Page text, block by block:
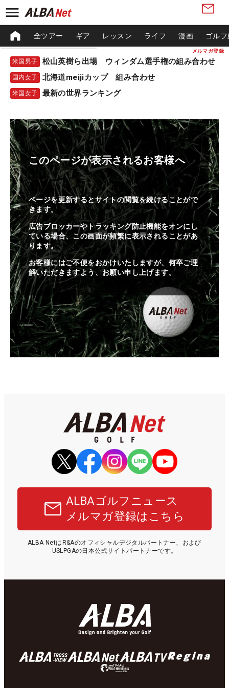
メルマガ登録
全ツアー ギア レッスン ライフ 漫画 ゴル
米国男子 松山英樹ら出場 ウィンダム選手権の組み合わせ
国内女子 北海道meijiカップ 組み合わせ
米国女子 最新の世界ランキング
このページが表示されるお客様へ
ページを更新するとサイトの閲覧を続けることがで
きます。
広告ブロッカーやトラッキング防止機能をオンにし
ている場合、この画面が頻繁に表示されることがあ
ります。
お客様にはご不便をおかけいたしますが、何卒ご理
解いただきますよう、お願い申し上げます。
ALBAゴルフニュース
メルマガ登録はこちら
ALBA NetはR&Aのオフィシャルデジタルパートナー、および
USLPGAの日本公式サイトパートナーです。